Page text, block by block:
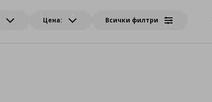
Цена: Всички филтри